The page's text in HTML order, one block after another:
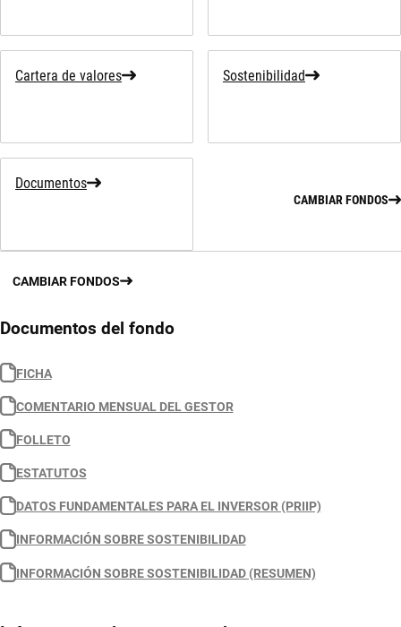
Cartera de valores Sostenibilidad
Documentos
CAMBIAR FONDOS
CAMBIAR FONDOS
Documentos del fondo
FICHA
COMENTARIO MENSUAL DEL GESTOR
FOLLETO
ESTATUTOS
DATOS FUNDAMENTALES PARA EL INVERSOR (PRIIP)
INFORMACIÓN SOBRE SOSTENIBILIDAD
INFORMACIÓN SOBRE SOSTENIBILIDAD (RESUMEN)